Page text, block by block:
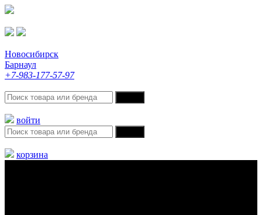
Новосибирск
Барнаул
+7-983-177-57-97
войти
корзина